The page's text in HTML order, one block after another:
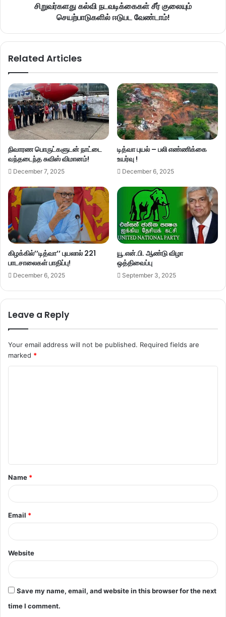
சிறுவர்களது கல்வி நடவடிக்கைகள் சீர் குலையும்
செயற்பாடுகளில் ஈடுபட வேண்டாம்!
Related Articles
நிவாரண பொருட்களுடன் நாட்டை
வந்தடைந்த சுவிஸ் விமானம்!
December 7, 2025
டித்வா புயல் – பலி எண்ணிக்கை
உயர்வு !
December 6, 2025
கிழக்கில்’’டித்வா’’ புயலால் 221
பாடசாலைகள் பாதிப்பு!
December 6, 2025
யூ.என்.பி. ஆண்டு விழா
ஒத்திவைப்பு
September 3, 2025
Leave a Reply
Your email address will not be published. Required fields are
marked *
t
*
Name *
Email *
Website
Save my name, email, and website in this browser for the next
time I comment.